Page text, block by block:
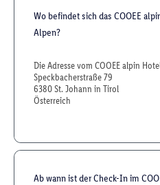
Wo befindet sich das COOEE
Alpen?
Die Adresse vom COOEE alpin
Speckbacherstraße 79
6380 St. Johann in Tirol
Österreich
Ab wann ist der Check-In im